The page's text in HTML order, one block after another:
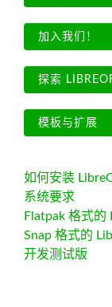
加入我们！
探索
模板与扩展
如何安装
系统要求
Flatpak 格式的
Snap 格式的
开发测试版